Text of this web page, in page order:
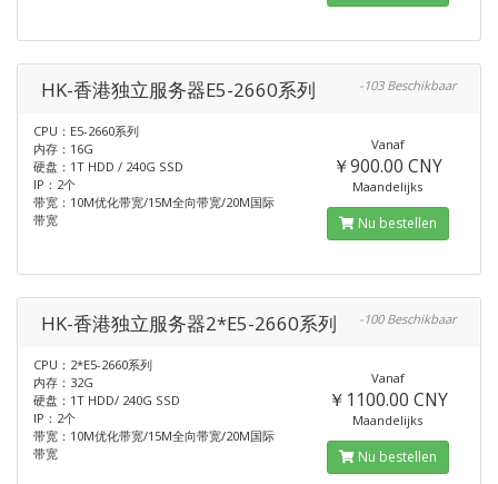
HK-香港独立服务器E5-2660系列 -103 Beschikbaar
CPU：E5-2660系列
内存：16G
硬盘：1T HDD / 240G SSD
IP：2个
带宽：10M优化带宽/15M全向带宽/20M国际
带宽
Vanaf
￥900.00 CNY
Maandelijks
Nu bestellen
HK-香港独立服务器2*E5-2660系列 -100 Beschikbaar
CPU：2*E5-2660系列
内存：32G
硬盘：1T HDD/ 240G SSD
IP：2个
带宽：10M优化带宽/15M全向带宽/20M国际
带宽
Vanaf
￥1100.00 CNY
Maandelijks
Nu bestellen